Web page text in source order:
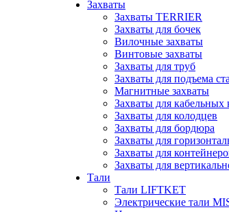
Захваты
Захваты TERRIER
Захваты для бочек
Вилочные захваты
Винтовые захваты
Захваты для труб
Захваты для подъема
Магнитные захваты
Захваты для кабельных
Захваты для колодцев
Захваты для бордюра
Захваты для
Захваты для
Захваты для
Тали
Тали LIFTKET
Электрические тали